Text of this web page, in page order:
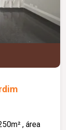
, área